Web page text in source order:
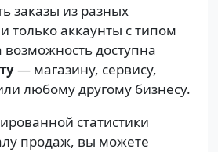
заказы из разных
только аккаунты с типом
возможность доступна
— магазину, сервису,
любому другому бизнесу.
статистики
продаж, вы можете